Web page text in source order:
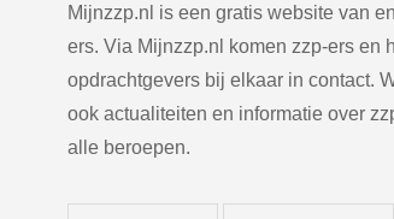
Mijnzzp.nl is een gratis website van
ers. Via Mijnzzp.nl komen zzp-ers en
opdrachtgevers bij elkaar in contact.
ook actualiteiten en informatie over
alle beroepen.